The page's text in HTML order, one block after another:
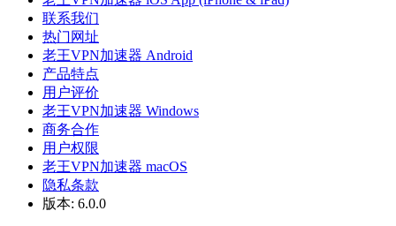
联系我们
热门网址
老王VPN加速器 Android
产品特点
用户评价
老王VPN加速器 Windows
商务合作
用户权限
老王VPN加速器 macOS
隐私条款
版本: 6.0.0